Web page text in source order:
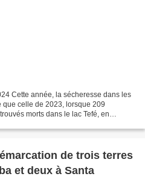
Cette année, la sécheresse dans les
celle de 2023, lorsque 209
morts dans le lac Tefé, en
de trois terres
et deux à Santa